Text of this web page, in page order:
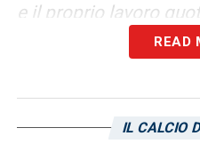
e il proprio lavoro
«Non
nostro e contro le
READ
IL CALCIO